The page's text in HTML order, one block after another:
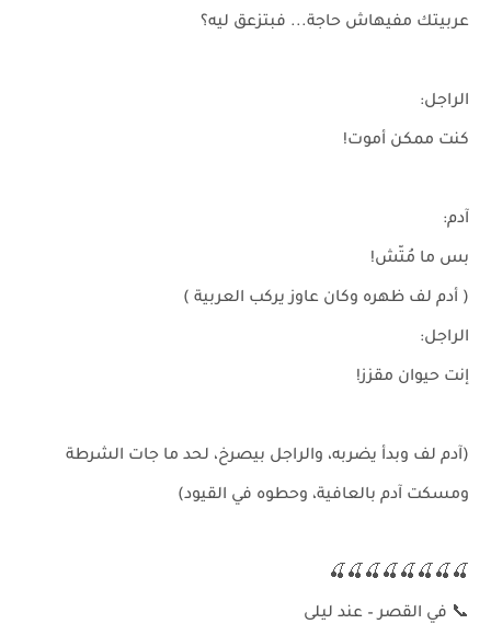
عربيتك مفيهاش حاجة... فبتزعق ليه؟
الراجل:
كنت ممكن أموت!
آدم:
بس ما مُتّش!
( أدم لف ظهره وكان عاوز يركب العربية )
الراجل:
إنت حيوان مقزز!
(آدم لف وبدأ يضربه، والراجل بيصرخ، لحد ما جات الشرطة
ومسكت آدم بالعافية، وحطوه في القيود)
🍒🍒🍒🍒🍒🍒🍒🍒
📞 في القصر – عند ليلى